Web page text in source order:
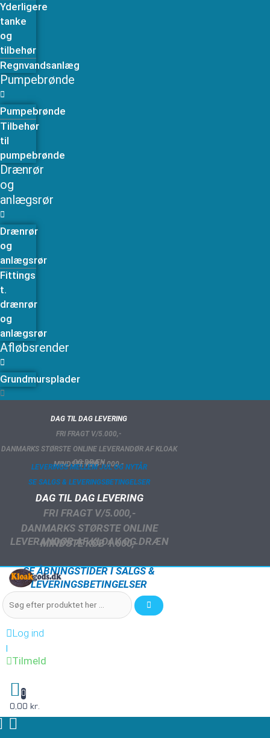
Yderligere
tanke
og
tilbehør
Regnvandsanlæg
Pumpebrønde
Pumpebrønde
Tilbehør
til
pumpebrønde
Drænrør
og
anlægsrør
Drænrør
og
anlægsrør
Fittings
t.
drænrør
og
anlægsrør
Afløbsrender
Grundmursplader
DAG TIL DAG LEVERING
FRI FRAGT V/5.000,-
DANMARKS STØRSTE ONLINE LEVERANDØR AF KLOAK
OG DRÆN
MINDSTE KØB 1.000,-
LEVERINGS MELLEM JUL OG NYTÅR
SE SALGS & LEVERINGSBETINGELSER
DAG TIL DAG LEVERING
FRI FRAGT V/5.000,-
DANMARKS STØRSTE ONLINE
LEVERANDØR AF KLOAK OG DRÆN
MINDSTE KØB 1.000,-
SE ÅBNINGSTIDER I SALGS &
LEVERINGSBETINGELSER
Log ind
|
Tilmeld
0
0,00 kr.